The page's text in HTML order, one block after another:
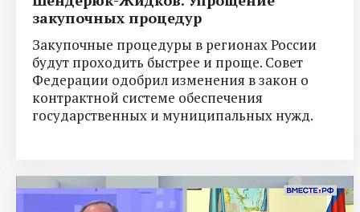
закупочных процедур
Закупочные процедуры в регионах России
будут проходить быстрее и проще. Совет
Федерации одобрил изменения в закон о
контрактной системе обеспечения
государственных и муниципальных нужд.